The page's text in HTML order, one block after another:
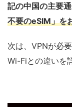
記の中国の主要
不要のeSIM」を
次は、VPNが必
Wi-Fiとの違いを